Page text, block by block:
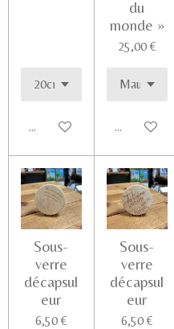
Ajouter au panier
du
monde »
25,00 €
Ajouter au
Sous-
verre
décapsul
eur
6,50 €
Sous-
verre
décapsul
eur
6,50 €